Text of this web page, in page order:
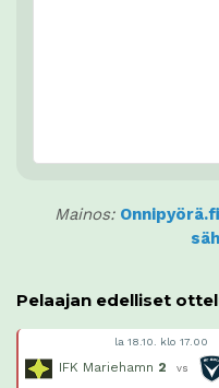
Mainos:
Pelaajan edelliset
la 18.10. klo 17.00
IFK Mariehamn 2 vs